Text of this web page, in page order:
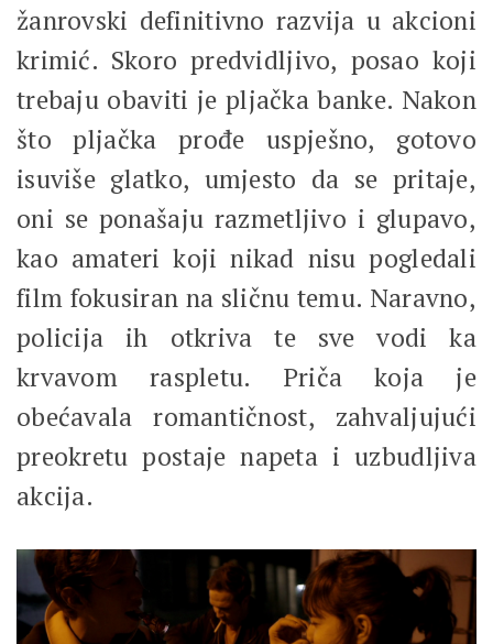
žanrovski definitivno razvija u akcioni
krimić. Skoro predvidljivo, posao koji
trebaju obaviti je pljačka banke. Nakon
što pljačka prođe uspješno, gotovo
isuviše glatko, umjesto da se pritaje,
oni se ponašaju razmetljivo i glupavo,
kao amateri koji nikad nisu pogledali
film fokusiran na sličnu temu. Naravno,
policija ih otkriva te sve vodi ka
krvavom raspletu. Priča koja je
obećavala romantičnost, zahvaljujući
preokretu postaje napeta i uzbudljiva
akcija.